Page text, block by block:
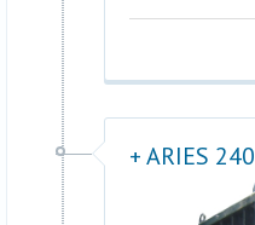
+ ARIES 240